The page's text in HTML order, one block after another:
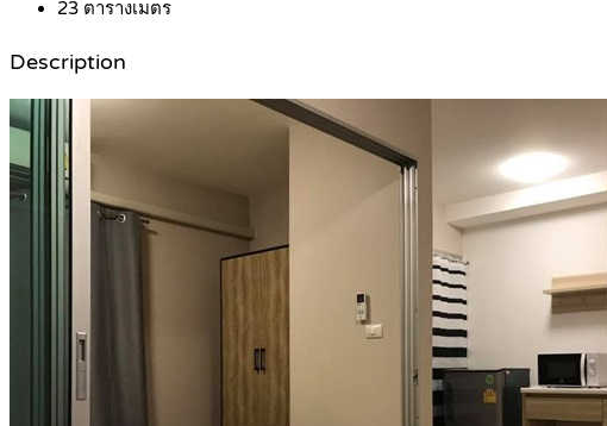
23 ตารางเมตร
Description